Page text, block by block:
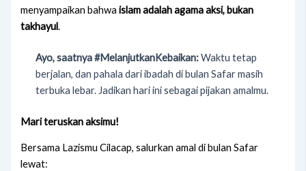
menyampaikan bahwaislam adalah agama aksi, bukan
takhayul.
Ayo, saatnya #MelanjutkanKebaikan:Waktu tetap
berjalan, dan pahala dari ibadah di bulan Safar masih
terbuka lebar. Jadikan hari ini sebagai pijakan amalmu.
Mari teruskan aksimu!
Bersama Lazismu Cilacap, salurkan amal di bulan Safar
lewat: